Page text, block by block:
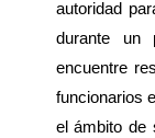
autoridad
durante un
encuentre
funcionarios
el ámbito de